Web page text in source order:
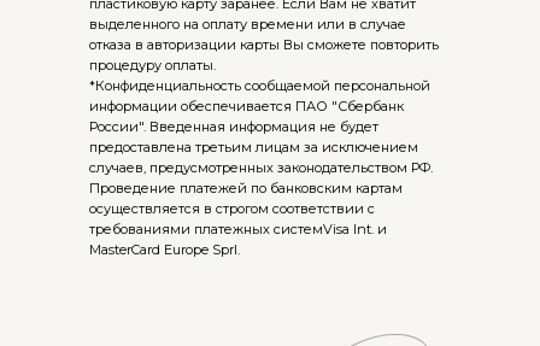
пластиковую карту заранее. Если Вам не хватит
выделенного на оплату времени или в случае
отказа в авторизации карты Вы сможете повторить
процедуру оплаты.
*Конфиденциальность сообщаемой персональной
информации обеспечивается ПАО "Сбербанк
России". Введенная информация не будет
предоставлена третьим лицам за исключением
случаев, предусмотренных законодательством РФ.
Проведение платежей по банковским картам
осуществляется в строгом соответствии с
требованиями платежных системVisa Int. и
MasterCard Europe Sprl.